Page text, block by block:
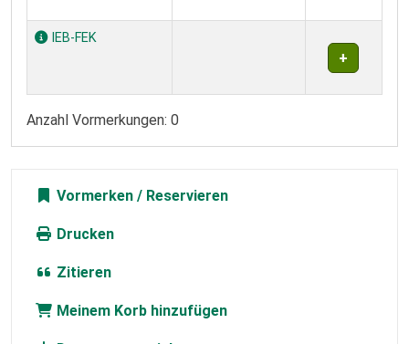
IEB-FEK
Anzahl Vormerkungen: 0
Vormerken
Drucken
Zitieren
Meinem Korb hinzufügen